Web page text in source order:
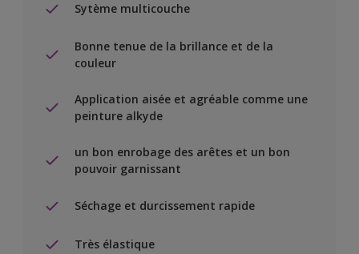
Sytème multicouche
Bonne tenue de la brillance et de la
couleur
Application aisée et agréable comme une
peinture alkyde
un bon enrobage des arêtes et un bon
pouvoir garnissant
Séchage et durcissement rapide
Très élastique